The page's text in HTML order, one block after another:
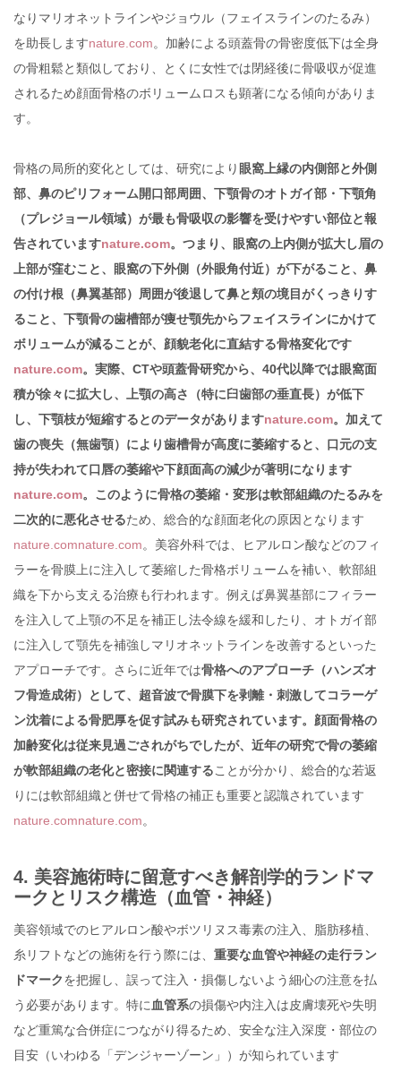
なりマリオネットラインやジョウル（フェイスラインのたるみ）
を助長しますnature.com。加齢による頭蓋骨の骨密度低下は全身
の骨粗鬆と類似しており、とくに女性では閉経後に骨吸収が促進
されるため顔面骨格のボリュームロスも顕著になる傾向がありま
す。
骨格の局所的変化としては、研究により 眼窩上縁の内側部と外側
部、鼻のピリフォーム開口部周囲、下顎骨のオトガイ部・下顎角
（プレジョール領域）が最も骨吸収の影響を受けやすい部位と報
告されていますnature.com。つまり、眼窩の上内側が拡大し眉の
上部が窪むこと、眼窩の下外側（外眼角付近）が下がること、鼻
の付け根（鼻翼基部）周囲が後退して鼻と頬の境目がくっきりす
ること、下顎骨の歯槽部が痩せ顎先からフェイスラインにかけて
ボリュームが減ることが、顔貌老化に直結する骨格変化です
nature.com。実際、CTや頭蓋骨研究から、40代以降では眼窩面
積が徐々に拡大し、上顎の高さ（特に臼歯部の垂直長）が低下
し、下顎枝が短縮するとのデータがありますnature.com。加えて
歯の喪失（無歯顎）により歯槽骨が高度に萎縮すると、口元の支
持が失われて口唇の萎縮や下顔面高の減少が著明になります
nature.com。このように骨格の萎縮・変形は軟部組織のたるみを
二次的に悪化させるため、総合的な顔面老化の原因となります
nature.comnature.com。美容外科では、ヒアルロン酸などのフィ
ラーを骨膜上に注入して萎縮した骨格ボリュームを補い、軟部組
織を下から支える治療も行われます。例えば鼻翼基部にフィラー
を注入して上顎の不足を補正し法令線を緩和したり、オトガイ部
に注入して顎先を補強しマリオネットラインを改善するといった
アプローチです。さらに近年では骨格へのアプローチ（ハンズオ
フ骨造成術）として、超音波で骨膜下を剥離・刺激してコラーゲ
ン沈着による骨肥厚を促す試みも研究されています。顔面骨格の
加齢変化は従来見過ごされがちでしたが、近年の研究で骨の萎縮
が軟部組織の老化と密接に関連することが分かり、総合的な若返
りには軟部組織と併せて骨格の補正も重要と認識されています
nature.comnature.com。
4. 美容施術時に留意すべき解剖学的ランドマ
ークとリスク構造（血管・神経）
美容領域でのヒアルロン酸やボツリヌス毒素の注入、脂肪移植、
糸リフトなどの施術を行う際には、 重要な血管や神経の走行ラン
ドマークを把握し、誤って注入・損傷しないよう細心の注意を払
う必要があります。特に 血管系の損傷や内注入は皮膚壊死や失明
など重篤な合併症につながり得るため、安全な注入深度・部位の
目安（いわゆる「デンジャーゾーン」）が知られています